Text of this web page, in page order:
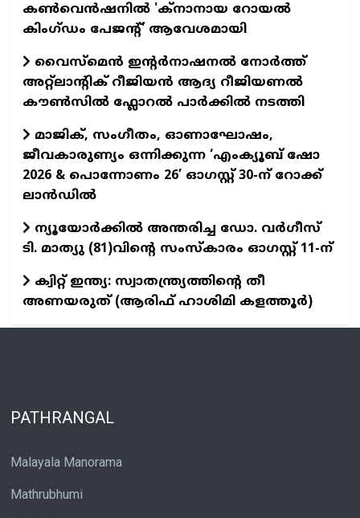
കൺവെൻഷനിൽ 'ക്നാനായ റോയൽ
കിംഗ്ഡം പേജന്റ്' ആവേശമായി
വൈസ്മെൻ ഇന്റർനാഷനൽ നോർത്ത്
അറ്റ്ലാന്റിക് റീജിയൻ ആദ്യ റീജിയണൽ
കൗൺസിൽ ഫ്ലോറൽ പാർക്കിൽ നടത്തി
മാജിക്, സംഗീതം, ഓണാഘോഷം,
ജീവകാരുണ്യം ഒന്നിക്കുന്ന ‘എംക്യൂബ് ഷോ
2026 & പൊന്നോണം 26’ ഓഗസ്റ്റ് 30-ന് റോക്ക്
ലാന്‍ഡില്‍
ന്യൂയോര്‍ക്കില്‍ അന്തരിച്ച ഡോ. വര്‍ഗീസ്
ടി. മാത്യു (81)വിന്റെ സംസ്‌കാരം ഓഗസ്റ്റ് 11-ന്‌
ക്വിറ്റ് ഇന്ത്യ: സ്വാതന്ത്ര്യത്തിന്റെ തീ
അണയരുത് (ആരിഫ് ഹാശിമി കളത്തൂർ)
PATHRANGAL
Malayala Manorama
Mathrubhumi